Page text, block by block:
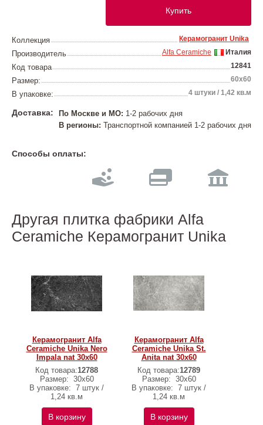
Купить
Коллекция Керамогранит Unika
Производитель Италия
Alfa Ceramiche
Код товара 12841
Размер: 60х60
В упаковке: 4 штуки / 1,42 кв.м
Доставка: По Москве и МО: 1-2 рабочих дня
В регионы: Транспортной компанией 1-2 рабочих дня
Способы оплаты:
Другая плитка фабрики Alfa
Ceramiche Керамогранит Unika
Керамогранит Alfa
Ceramiche Unika Nero
Impala nat 30х60
Код товара:12788
Размер: 30х60
В упаковке: 7 штук /
1,24 кв.м
В корзину
Керамогранит Alfa
Ceramiche Unika St.
Anita nat 30х60
Код товара:12789
Размер: 30х60
В упаковке: 7 штук /
1,24 кв.м
В корзину